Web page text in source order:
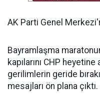
​AK Parti Genel
​Bayramlaşma
kapılarını CHP
gerilimlerin geride
mesajları ön plana çıktı.